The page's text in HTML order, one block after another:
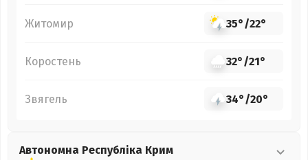
Житомир 35°/22°
Коростень 32°/21°
Звягель 34°/20°
Автономна Республіка Крим